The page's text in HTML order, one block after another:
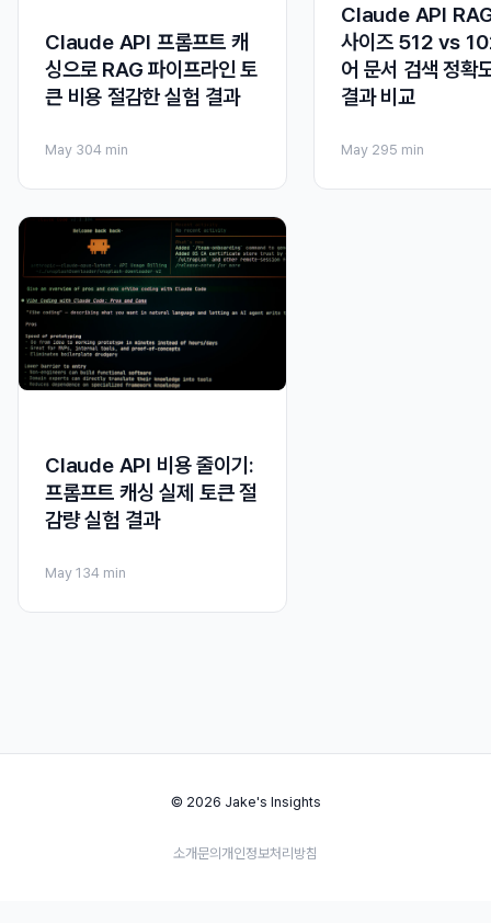
Claude API 프롬프트 캐
싱으로 RAG 파이프라인 토
큰 비용 절감한 실험 결과
May 304 min
Claude API
사이즈 512 vs
어 문서 검색 정확
결과 비교
May 295 min
Claude API 비용 줄이기:
프롬프트 캐싱 실제 토큰 절
감량 실험 결과
May 134 min
© 2026 Jake's Insights
소개문의 개인정보처리방침